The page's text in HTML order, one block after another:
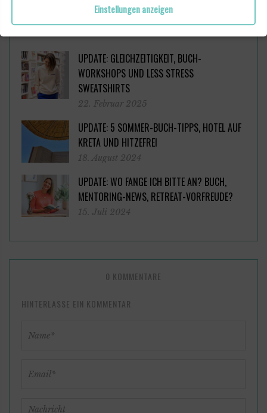
Einstellungen anzeigen
DIESE BEITRÄGE KÖNNTEN DICH AUCH INTERESSIEREN
UPDATE: GLEICHZEITIGKEIT, BUCH-
WORKSHOPS UND LESS STRESS
SWEATSHIRTS
22. Februar 2025
UPDATE: 5 SOMMER-BUCH-TIPPS, HOTEL AUF
KRETA UND HITZEFREI
18. August 2024
UPDATE: WO FANGE ICH BITTE AN? BUCH,
MENTORING-NEWS, RETREAT-VORFREUDE?
15. Juli 2024
0 KOMMENTARE
HINTERLASSE EIN KOMMENTAR